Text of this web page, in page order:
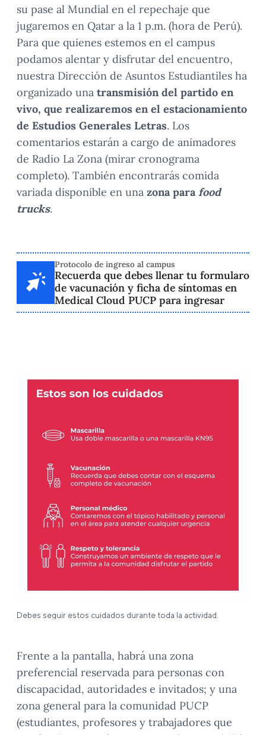
su pase al Mundial en el repechaje que
jugaremos en Qatar a la 1 p.m. (hora de Perú).
Para que quienes estemos en el campus
podamos alentar y disfrutar del encuentro,
nuestra Dirección de Asuntos Estudiantiles ha
organizado una transmisión del partido en
vivo, que realizaremos en el estacionamiento
de Estudios Generales Letras. Los
comentarios estarán a cargo de animadores
de Radio La Zona (mirar cronograma
completo). También encontrarás comida
variada disponible en una zona para food
trucks.
Protocolo de ingreso al campus
Recuerda que debes llenar tu formularo
de vacunación y ficha de síntomas en
Medical Cloud PUCP para ingresar
Debes seguir estos cuidados durante toda la actividad.
Frente a la pantalla, habrá una zona
preferencial reservada para personas con
discapacidad, autoridades e invitados; y una
zona general para la comunidad PUCP
(estudiantes, profesores y trabajadores que